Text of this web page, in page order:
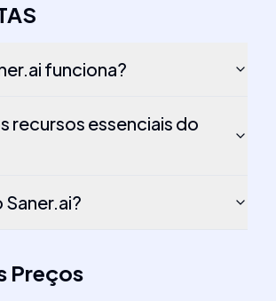
funciona?
recursos essenciais do
Saner.ai?
Preços